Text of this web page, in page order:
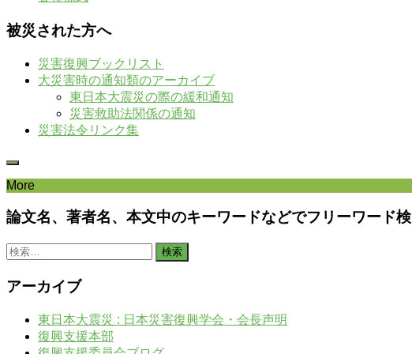
被災された方へ
災害復興ブックリスト
大災害時の通知類のアーカイブ
東日本大震災の際の緩和通知
災害救助法関係の通知
災害法令リンク集
More
論文名、著者名、本文中のキーワードなどでフリーワード
検
アーカイブ
東日本大震災 : 日本災害復興学会・会長声明
復興支援本部